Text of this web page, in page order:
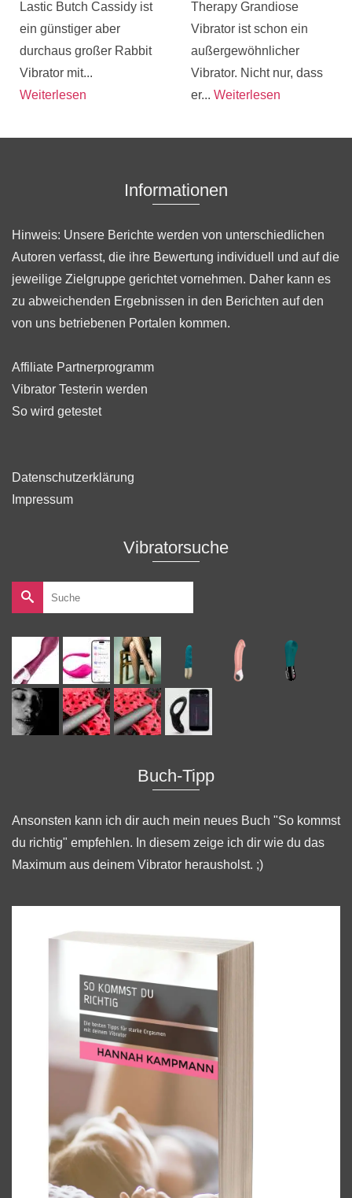
Lastic Butch Cassidy ist
ein günstiger aber
durchaus großer Rabbit
Vibrator mit...
Weiterlesen
Therapy Grandiose
Vibrator ist schon ein
außergewöhnlicher
Vibrator. Nicht nur, dass
er... Weiterlesen
Informationen
Hinweis: Unsere Berichte werden von unterschiedlichen
Autoren verfasst, die ihre Bewertung individuell und auf die
jeweilige Zielgruppe gerichtet vornehmen. Daher kann es
zu abweichenden Ergebnissen in den Berichten auf den
von uns betriebenen Portalen kommen.
Affiliate Partnerprogramm
Vibrator Testerin werden
So wird getestet
Datenschutzerklärung
Impressum
Vibratorsuche
Suche
nach:
Buch-Tipp
Ansonsten kann ich dir auch mein neues Buch "So kommst
du richtig" empfehlen. In diesem zeige ich dir wie du das
Maximum aus deinem Vibrator herausholst. ;)